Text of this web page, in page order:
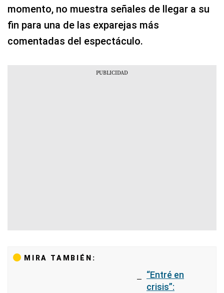
momento, no muestra señales de llegar a su
fin para una de las exparejas más
comentadas del espectáculo.
MIRA TAMBIÉN:
“Entré en
crisis”: